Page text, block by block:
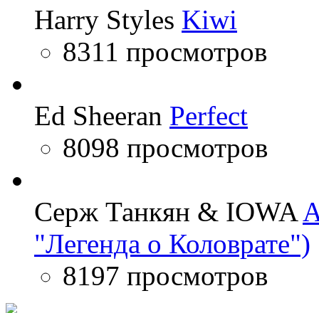
Harry Styles Kiwi
8311 просмотров
Ed Sheeran Perfect
8098 просмотров
Серж Танкян & IOWA
"Легенда о Коловрате")
8197 просмотров